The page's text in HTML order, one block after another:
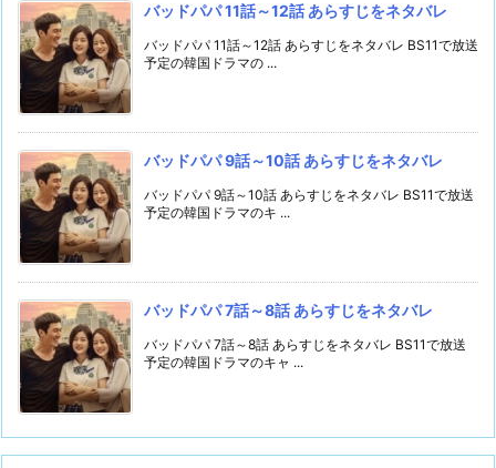
バッドパパ 11話～12話 あらすじをネタバレ
バッドパパ 11話～12話 あらすじをネタバレ BS11で放送
予定の韓国ドラマの ...
バッドパパ 9話～10話 あらすじをネタバレ
バッドパパ 9話～10話 あらすじをネタバレ BS11で放送
予定の韓国ドラマのキ ...
バッドパパ 7話～8話 あらすじをネタバレ
バッドパパ 7話～8話 あらすじをネタバレ BS11で放送
予定の韓国ドラマのキャ ...